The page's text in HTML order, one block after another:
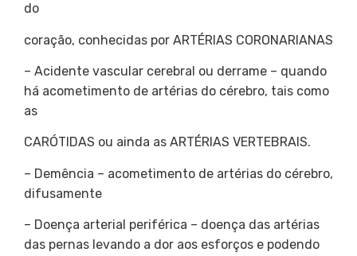
do
coração, conhecidas por ARTÉRIAS CORONARIANAS
– Acidente vascular cerebral ou derrame – quando
há acometimento de artérias do cérebro, tais como
as
CARÓTIDAS ou ainda as ARTÉRIAS VERTEBRAIS.
– Demência – acometimento de artérias do cérebro,
difusamente
– Doença arterial periférica – doença das artérias
das pernas levando a dor aos esforços e podendo